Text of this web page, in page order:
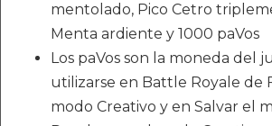
mentolado, Pico Cetro
Menta ardiente y 1000 paVos
Los paVos son la moneda del
utilizarse en Battle Royale de
modo Creativo y en Salvar el